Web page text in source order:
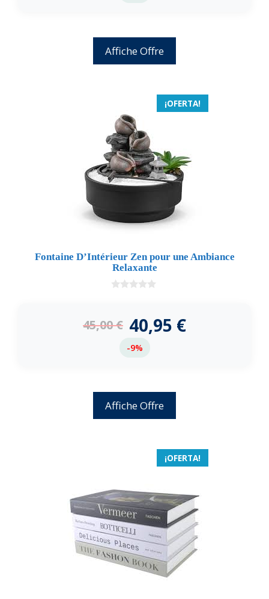
Affiche Offre
¡OFERTA!
Fontaine D’Intérieur Zen pour une Ambiance
Relaxante
5
45,00€ 40,95 €
-9%
Affiche Offre
¡OFERTA!